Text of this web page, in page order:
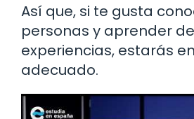
Así que, si te gusta
personas y aprender
experiencias, estarás
adecuado.